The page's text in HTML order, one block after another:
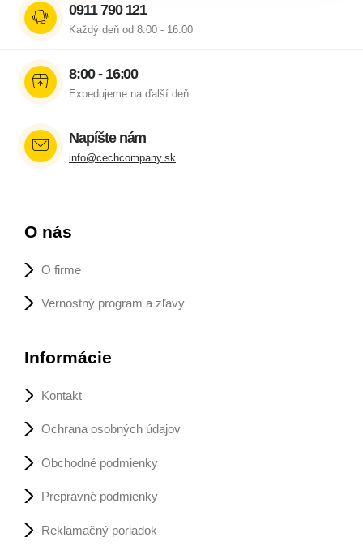
0911 790 121
Každý deň od 8:00 - 16:00
8:00 - 16:00
Expedujeme na ďalší deň
Napíšte nám
info@cechcompany.sk
O nás
O firme
Vernostný program a zľavy
Informácie
Kontakt
Ochrana osobných údajov
Obchodné podmienky
Prepravné podmienky
Reklamačný poriadok